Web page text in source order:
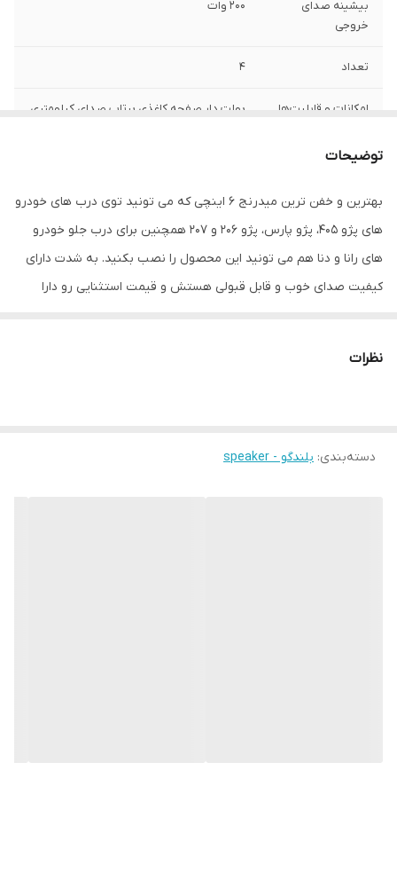
بیشینه صدای
خروجی
200 وات
تعداد 4
امکانات و قابلیت‌ها بولت دار صفحه کاغذی پرتاب صدای کیلومتری
سایز
فرکانس پاسخ‌گویی 80-8000 هرتز
اندازه میدرنج
توضیحات
بهترین و خفن ترین میدرنج 6 اینچی که می تونید توی درب های خودرو
های پژو 405، پژو پارس، پژو 206 و 207 همچنین برای درب جلو خودرو
های رانا و دنا هم می تونید این محصول را نصب بکنید. به شدت دارای
کیفیت صدای خوب و قابل قبولی هستش و قیمت استثنایی رو دارا
نظرات
دسته‌بندی: بلندگو - speaker